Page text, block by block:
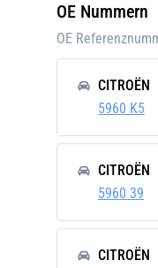
bei.
OE Nummern
OE
CITROËN
5960 K5
CITROËN
5960 39
CITROËN